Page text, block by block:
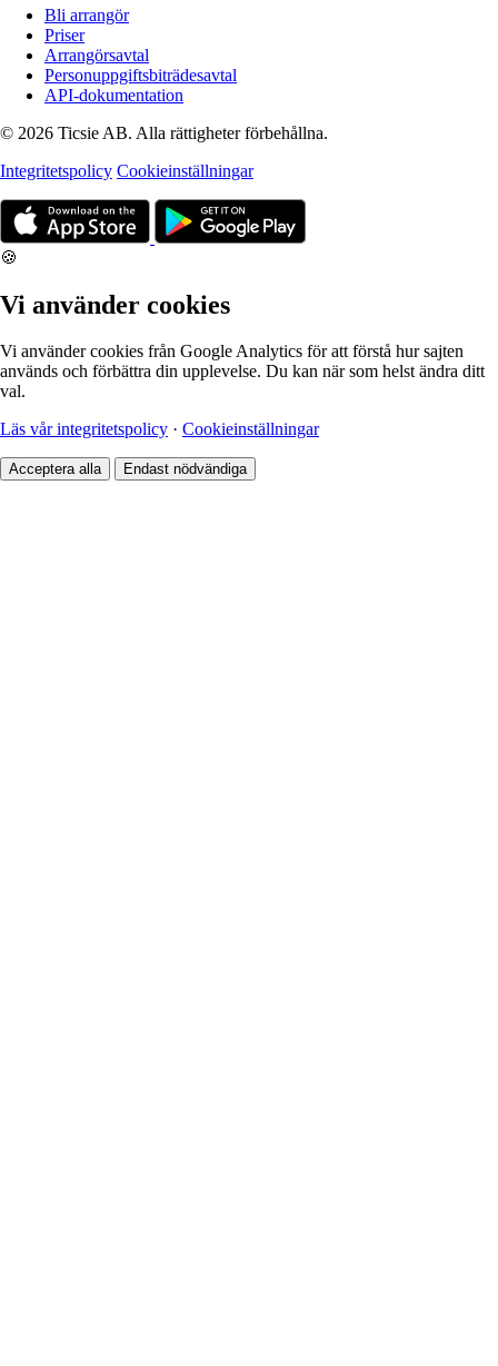
Bli arrangör
Priser
Arrangörsavtal
Personuppgiftsbiträdesavtal
API-dokumentation
© 2026 Ticsie AB. Alla rättigheter förbehållna.
Integritetspolicy Cookieinställningar
🍪
Vi använder cookies
Vi använder cookies från Google Analytics för att förstå hur sajten
används och förbättra din upplevelse. Du kan när som helst ändra ditt
val.
Läs vår integritetspolicy · Cookieinställningar
Acceptera alla Endast nödvändiga